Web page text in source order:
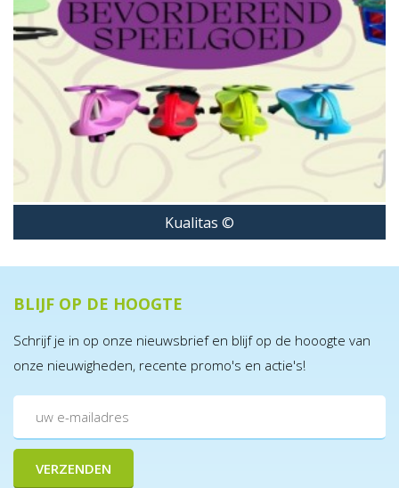
Kualitas ©
BLIJF OP DE HOOGTE
Schrijf je in op onze nieuwsbrief en blijf op de hooogte van
onze nieuwigheden, recente promo's en actie's!